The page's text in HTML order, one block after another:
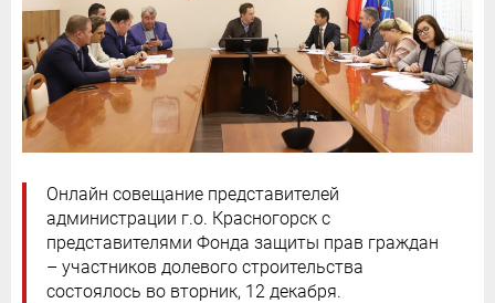
Онлайн совещание представителей
администрации г.о. Красногорск с
представителями Фонда защиты прав граждан
– участников долевого строительства
состоялось во вторник, 12 декабря.